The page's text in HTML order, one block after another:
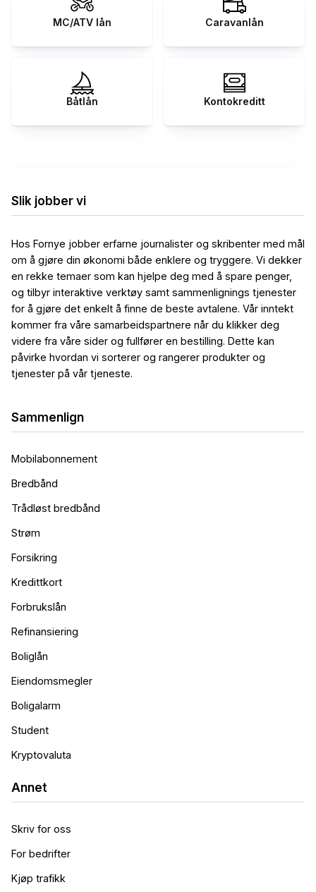
MC/ATV lån Caravanlån
Båtlån Kontokreditt
Slik jobber vi
Hos Fornye jobber erfarne journalister og skribenter med mål
om å gjøre din økonomi både enklere og tryggere. Vi dekker
en rekke temaer som kan hjelpe deg med å spare penger,
og tilbyr interaktive verktøy samt sammenlignings tjenester
for å gjøre det enkelt å finne de beste avtalene. Vår inntekt
kommer fra våre samarbeidspartnere når du klikker deg
videre fra våre sider og fullfører en bestilling. Dette kan
påvirke hvordan vi sorterer og rangerer produkter og
tjenester på vår tjeneste.
Sammenlign
Mobilabonnement
Bredbånd
Trådløst bredbånd
Strøm
Forsikring
Kredittkort
Forbrukslån
Refinansiering
Boliglån
Eiendomsmegler
Boligalarm
Student
Kryptovaluta
Annet
Skriv for oss
For bedrifter
Kjøp trafikk